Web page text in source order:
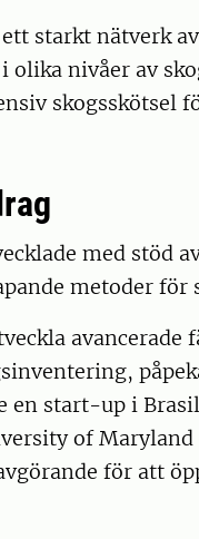
starkt nätverk
olika nivåer av
skogsskötsel
med stöd
metoder för
avancerade
start-up i
of Maryland
för att